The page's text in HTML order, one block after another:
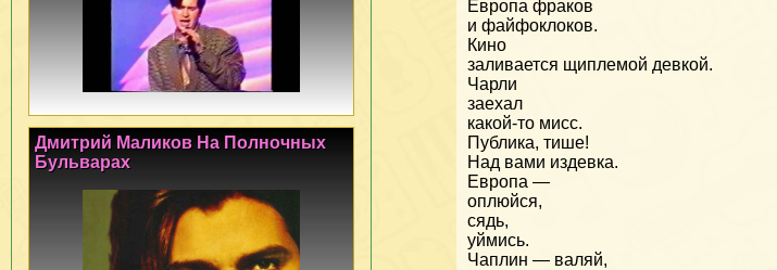
Европа фраков
и файфоклоков.
Кино
заливается щиплемой девкой.
Чарли
заехал
какой-то мисс.
Публика, тише!
Над вами издевка.
Европа —
оплюйся,
сядь,
уймись.
Чаплин — валяй,
Дмитрий Маликов На Полночных
Бульварах